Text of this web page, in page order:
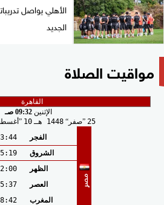
الأهلي يواصل
الجديد
مواقيت الصلاة
الإثنين 09:32 صـ
25
صفر 1448 هـ 10
مصر
الفجر
الشروق
الظهر
العصر
المغرب